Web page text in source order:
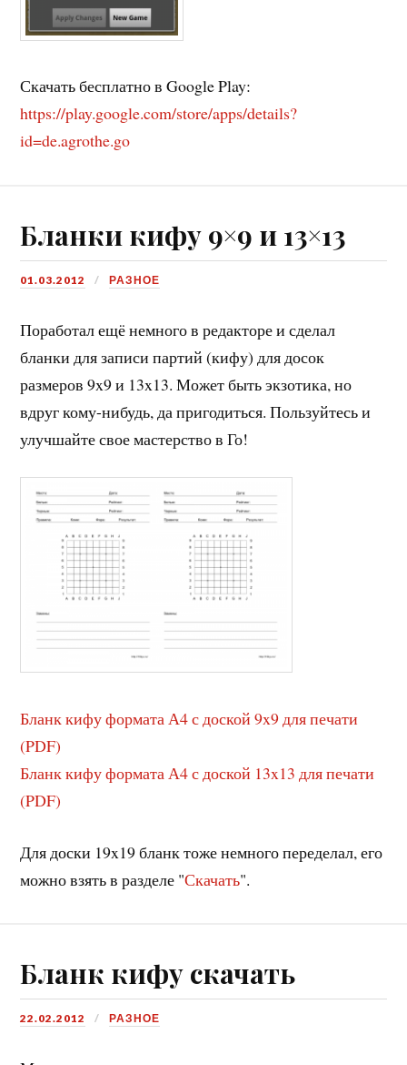
Скачать бесплатно в Google Play:
https://play.google.com/store/apps/details?
id=de.agrothe.go
Бланки кифу 9×9 и 13×13
01.03.2012 РАЗНОЕ
Поработал ещё немного в редакторе и сделал
бланки для записи партий (кифу) для досок
размеров 9x9 и 13x13. Может быть экзотика, но
вдруг кому-нибудь, да пригодиться. Пользуйтесь и
улучшайте свое мастерство в Го!
Бланк кифу формата А4 с доской 9x9 для печати
(PDF)
Бланк кифу формата А4 с доской 13x13 для печати
(PDF)
Для доски 19x19 бланк тоже немного переделал, его
можно взять в разделе "Скачать".
Бланк кифу скачать
22.02.2012 РАЗНОЕ